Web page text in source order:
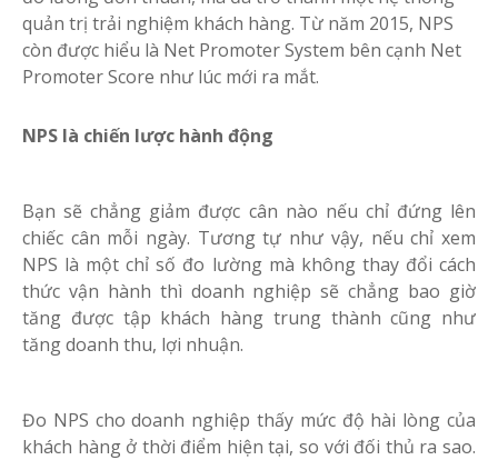
quản trị trải nghiệm khách hàng. Từ năm 2015, NPS
còn được hiểu là Net Promoter System bên cạnh Net
Promoter Score như lúc mới ra mắt.
NPS là chiến lược hành động
Bạn sẽ chẳng giảm được cân nào nếu chỉ đứng lên
chiếc cân mỗi ngày. Tương tự như vậy, nếu chỉ xem
NPS là một chỉ số đo lường mà không thay đổi cách
thức vận hành thì doanh nghiệp sẽ chẳng bao giờ
tăng được tập khách hàng trung thành cũng như
tăng doanh thu, lợi nhuận.
Đo NPS cho doanh nghiệp thấy mức độ hài lòng của
khách hàng ở thời điểm hiện tại, so với đối thủ ra sao.